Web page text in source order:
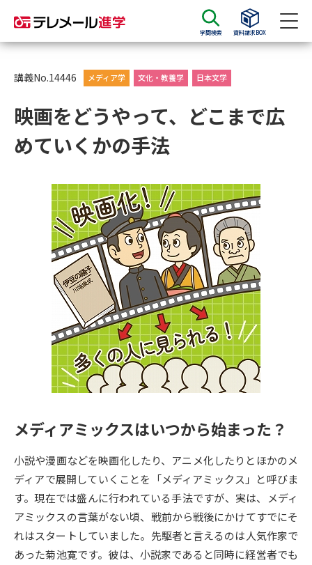
学問検索 資料請求BOX
資料請求 資料検索
大学・短大の資料種類から請求
総合型選抜・学校推薦型選抜 募
集要項＆願書
大学入学共通テスト利用選抜の
募集要項＆願書
過去問題集
大学・短大以外の資料から請求
専門学校の資料請求 大学院の資料請求
留学・進学関連、塾・予備校
大学入学共通テスト「受験案
内」の請求
大学入学共通テスト「受験上の
配慮案内」の請求
高等学校卒業程度認定試験
幼稚園教員資格認定試験 小学校教員資格認定試験
高等学校（情報）教員資格認定
試験
大学研究 大学検索
講義No.14446 メディア学 文化・教養学 日本文学
映画をどうやって、どこまで広
めていくかの手法
メディアミックスはいつから始まった？
小説や漫画などを映画化したり、アニメ化したりとほかのメ
ディアで展開していくことを「メディアミックス」と呼びま
す。現在では盛んに行われている手法ですが、実は、メディ
アミックスの言葉がない頃、戦前から戦後にかけてすでにそ
れはスタートしていました。先駆者と言えるのは人気作家で
あった菊池寛です。彼は、小説家であると同時に経営者でも